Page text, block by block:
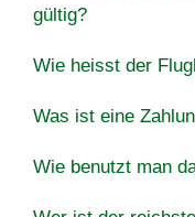
gültig?
Wie heisst der
Was ist eine
Wie benutzt man